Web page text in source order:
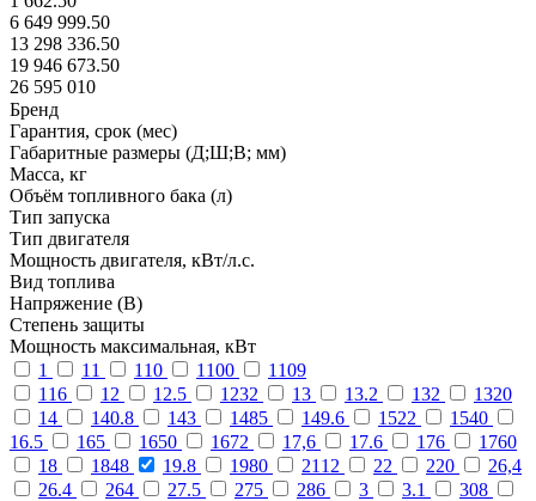
6 649 999.50
13 298 336.50
19 946 673.50
26 595 010
Бренд
Гарантия, срок (мес)
Габаритные размеры (Д;Ш;В; мм)
Масса, кг
Объём топливного бака (л)
Тип запуска
Тип двигателя
Мощность двигателя, кВт/л.с.
Вид топлива
Напряжение (В)
Степень защиты
Мощность максимальная, кВт
1
11 110 1100
1109
116
12 12.5 1232 13 13.2 132
1320
14
140.8 143 1485 149.6 1522
1540
16.5
165 1650 1672 17,6 17.6 176
1760
18
1848 19.8 1980 2112 22 220
26,4
26.4
264 27.5 275 286 3 3.1
308